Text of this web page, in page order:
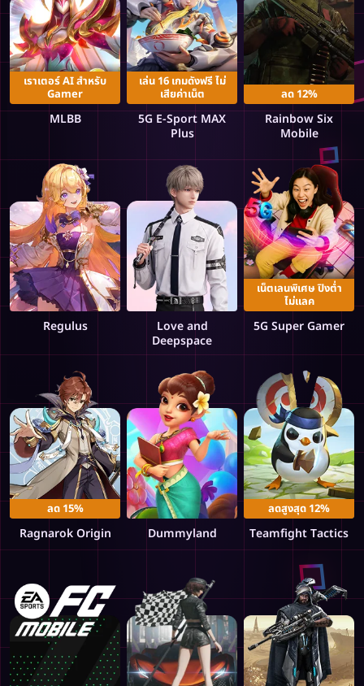
เราเตอร์ AI สำหรับ
Gamer
MLBB
เล่น 16 เกมดังฟรี ไม่
เสียค่าเน็ต
5G E-Sport MAX
Plus
ลด 12%
Rainbow Six
Mobile
Regulus
Love and
Deepspace
เน็ตเลนพิเศษ ปิงต่ำ
ไม่แลค
5G Super Gamer
ลด 15%
Ragnarok Origin Dummyland
ลดสูงสุด 12%
Teamfight Tactics